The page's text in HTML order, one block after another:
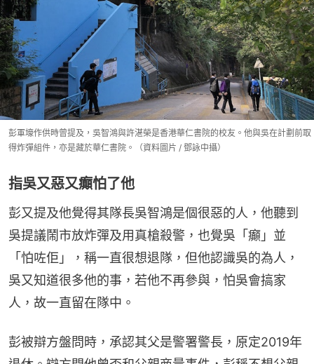
彭軍壕作供時曾提及，吳智鴻與許湛榮是香港華仁書院的校友。他與吳在計劃前取
得炸彈組件，亦是藏於華仁書院。（資料圖片 / 鄧詠中攝）
指吳又惡又癲怕了他
彭又提及他覺得其隊長吳智鴻是個很惡的人，他聽到
吳提議鬧市放炸彈及用真槍殺警，也覺吳「癲」並
「怕咗佢」，稱一直很想退隊，但他認識吳的為人，
吳又知道很多他的事，若他不再參與，怕吳會搞家
人，故一直留在隊中。
彭被辯方盤問時，承認其父是警署警長，原定2019年